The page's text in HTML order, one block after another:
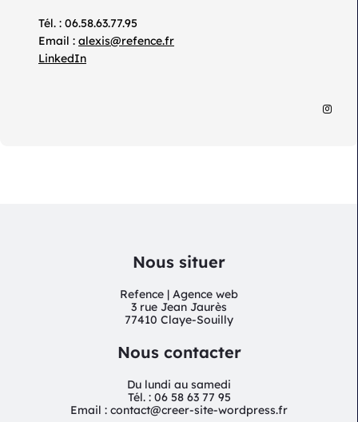
Tél. : 06.58.63.77.95
Email : alexis@refence.fr
LinkedIn
Nous situer
Refence | Agence web
3 rue Jean Jaurès
77410 Claye-Souilly
Nous contacter
Du lundi au samedi
Tél. : 06 58 63 77 95
Email : contact@creer-site-wordpress.fr